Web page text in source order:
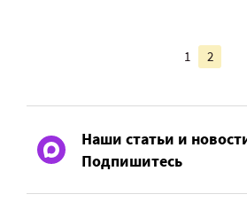
1 2
Наши статьи и
Подпишитесь